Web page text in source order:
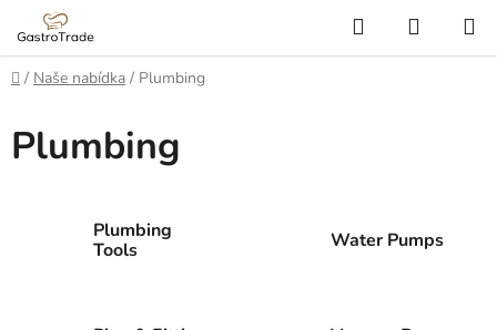
obsah
Hledat
KOŠÍK
Domů
/ Naše nabídka / Plumbing
Plumbing
Plumbing
Tools
Water Pumps